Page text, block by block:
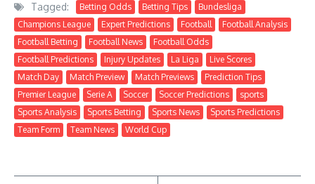
Tagged: Betting Odds Betting Tips
Bundesliga
Champions League
Expert Predictions Football
Football Analysis
Football Betting
Football News
Football Odds
Football Predictions
Injury Updates La Liga
Live Scores
Match Day
Match Preview Match Previews
Prediction Tips
Premier League
Serie A Soccer Soccer Predictions
sports
Sports Analysis
Sports Betting Sports News
Sports Predictions
Team Form
Team News World Cup